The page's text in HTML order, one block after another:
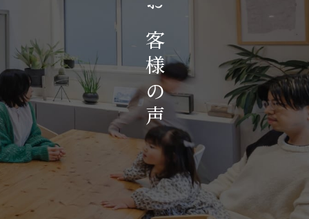
お
客
様
の
声
お知らせ・イベント
会社概要・アクセス
スタッフ紹介
プライバシーポリシー